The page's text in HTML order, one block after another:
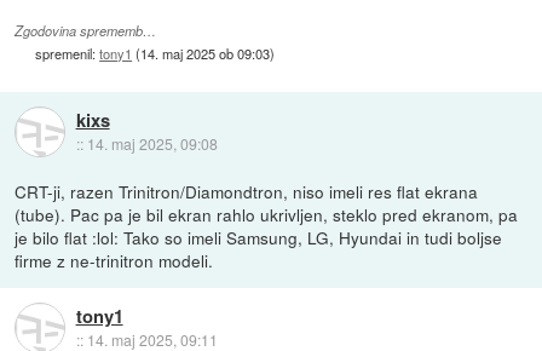
Zgodovina sprememb…
spremenil:tony1 (14. maj 2025 ob 09:03)
kixs
:: 14. maj 2025, 09:08
CRT-ji, razen Trinitron/Diamondtron, niso imeli res flat ekrana
(tube). Pac pa je bil ekran rahlo ukrivljen, steklo pred ekranom, pa
je bilo flat :lol: Tako so imeli Samsung, LG, Hyundai in tudi boljse
firme z ne-trinitron modeli.
tony1
:: 14. maj 2025, 09:11